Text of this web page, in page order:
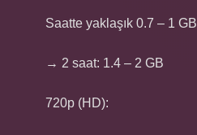
Saatte yaklaşık 0.7 – 1 GB
→ 2 saat: 1.4 – 2 GB
720p (HD):